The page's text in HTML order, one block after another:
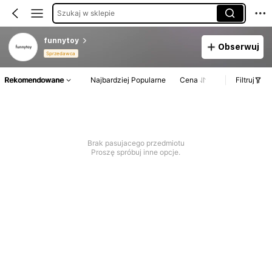
Szukaj w sklepie
funnytoy
Sprzedawca
Obserwuj
Rekomendowane Najbardziej Popularne Cena Filtruj
Brak pasujacego przedmiotu
Proszę spróbuj inne opcje.